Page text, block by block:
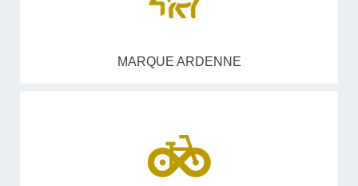
MARQUE ARDENNE